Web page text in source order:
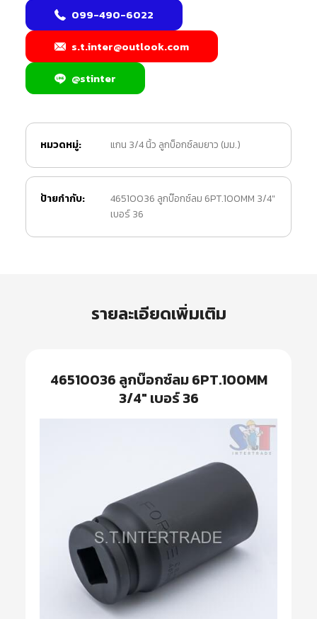
099-490-6022
s.t.inter@outlook.com
@stinter
หมวดหมู่: แกน 3/4 นิ้ว ลูกบ็อกซ์ลมยาว (มม.)
ป้ายกำกับ:
46510036 ลูกบ๊อกซ์ลม 6PT.100MM 3/4"
เบอร์ 36
รายละเอียดเพิ่มเติม
46510036 ลูกบ๊อกซ์ลม 6PT.100MM
3/4″ เบอร์ 36